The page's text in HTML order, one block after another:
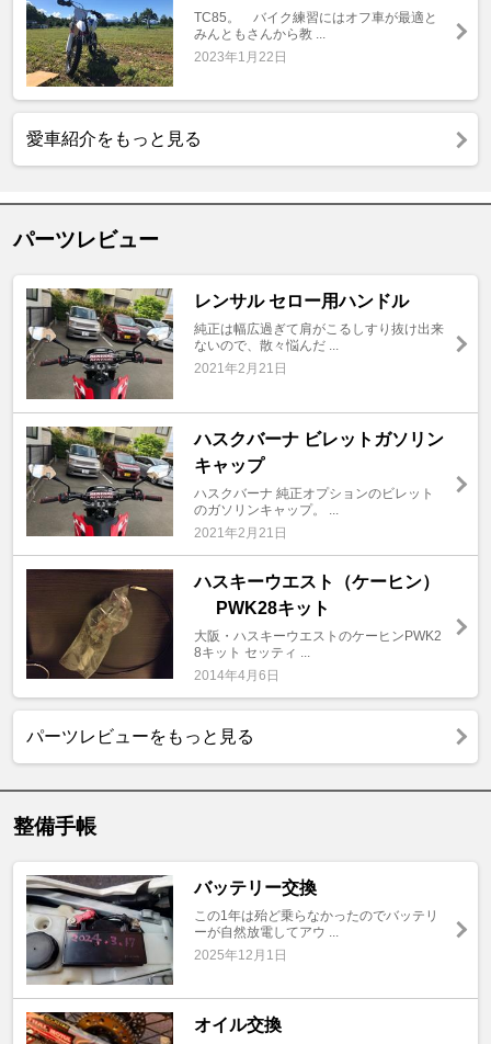
TC85。 バイク練習にはオフ車が最適と
みんともさんから教 ...
2023年1月22日
愛車紹介をもっと見る
パーツレビュー
レンサル セロー用ハンドル
純正は幅広過ぎて肩がこるしすり抜け出来
ないので、散々悩んだ ...
2021年2月21日
ハスクバーナ ビレットガソリン
キャップ
ハスクバーナ 純正オプションのビレット
のガソリンキャップ。 ...
2021年2月21日
ハスキーウエスト（ケーヒン）
PWK28キット
大阪・ハスキーウエストのケーヒンPWK2
8キット セッティ ...
2014年4月6日
パーツレビューをもっと見る
整備手帳
バッテリー交換
この1年は殆ど乗らなかったのでバッテリ
ーが自然放電してアウ ...
2025年12月1日
オイル交換